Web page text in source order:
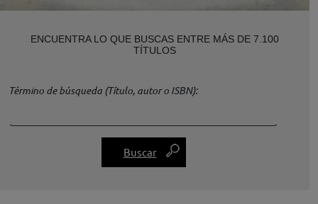
ENCUENTRA LO QUE BUSCAS ENTRE MÁS DE 7.100
TÍTULOS
Término de búsqueda (Título, autor o ISBN)